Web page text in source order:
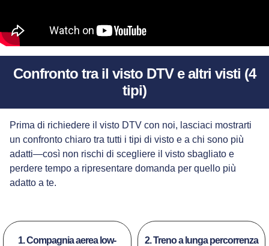
Confronto tra il visto DTV e altri visti (4
tipi)
Prima di richiedere il visto DTV con noi, lasciaci mostrarti
un confronto chiaro tra tutti i tipi di visto e a chi sono più
adatti—così non rischi di scegliere il visto sbagliato e
perdere tempo a ripresentare domanda per quello più
adatto a te.
1. Compagnia aerea low-
2. Treno a lunga percorrenza